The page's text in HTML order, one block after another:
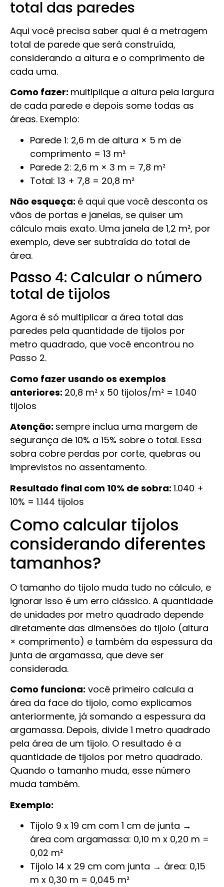
total das paredes
Aqui você precisa saber qual é a metragem
total de parede que será construída,
considerando a altura e o comprimento de
cada uma.
Como fazer: multiplique a altura pela largura
de cada parede e depois some todas as
áreas. Exemplo:
Parede 1: 2,6 m de altura × 5 m de
comprimento = 13 m²
Parede 2: 2,6 m × 3 m = 7,8 m²
Total: 13 + 7,8 = 20,8 m²
Não esqueça: é aqui que você desconta os
vãos de portas e janelas, se quiser um
cálculo mais exato. Uma janela de 1,2 m², por
exemplo, deve ser subtraída do total de
área.
Passo 4: Calcular o número
total de tijolos
Agora é só multiplicar a área total das
paredes pela quantidade de tijolos por
metro quadrado, que você encontrou no
Passo 2.
Como fazer usando os exemplos
anteriores: 20,8 m² x 50 tijolos/m² = 1.040
tijolos
Atenção: sempre inclua uma margem de
segurança de 10% a 15% sobre o total. Essa
sobra cobre perdas por corte, quebras ou
imprevistos no assentamento.
Resultado final com 10% de sobra: 1.040 +
10% = 1.144 tijolos
Como calcular tijolos
considerando diferentes
tamanhos?
O tamanho do tijolo muda tudo no cálculo, e
ignorar isso é um erro clássico. A quantidade
de unidades por metro quadrado depende
diretamente das dimensões do tijolo (altura
× comprimento) e também da espessura da
junta de argamassa, que deve ser
considerada.
Como funciona: você primeiro calcula a
área da face do tijolo, como explicamos
anteriormente, já somando a espessura da
argamassa. Depois, divide 1 metro quadrado
pela área de um tijolo. O resultado é a
quantidade de tijolos por metro quadrado.
Quando o tamanho muda, esse número
muda também.
Exemplo:
Tijolo 9 x 19 cm com 1 cm de junta →
área com argamassa: 0,10 m x 0,20 m =
0,02 m²
Tijolo 14 x 29 cm com junta → área: 0,15
m x 0,30 m = 0,045 m²